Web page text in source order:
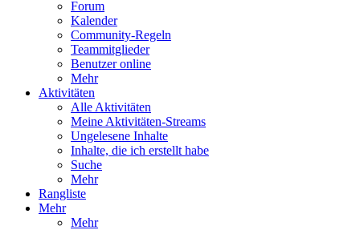
Forum
Kalender
Community-Regeln
Teammitglieder
Benutzer online
Mehr
Aktivitäten
Alle Aktivitäten
Meine Aktivitäten-Streams
Ungelesene Inhalte
Inhalte, die ich erstellt habe
Suche
Mehr
Rangliste
Mehr
Mehr